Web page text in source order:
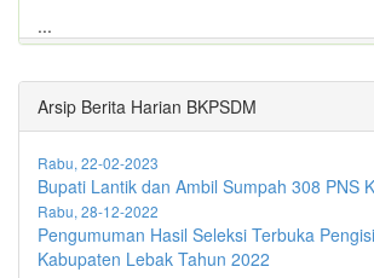
...
Arsip Berita Harian BKPSDM
Rabu, 22-02-2023
Bupati Lantik dan Ambil Sumpah 308 PNS
Rabu, 28-12-2022
Pengumuman Hasil Seleksi Terbuka
Kabupaten Lebak Tahun 2022